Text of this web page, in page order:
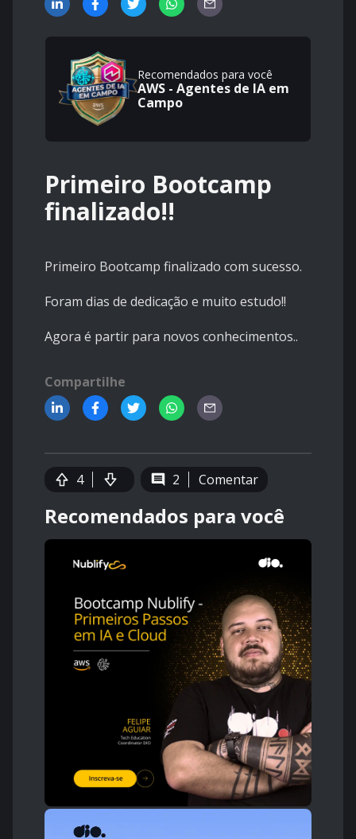
Recomendados para você
AWS - Agentes de IA em
Campo
Primeiro Bootcamp
finalizado!!
Primeiro Bootcamp finalizado com sucesso.
Foram dias de dedicação e muito estudo!!
Agora é partir para novos conhecimentos..
Compartilhe
4 2 Comentar
Recomendados para você